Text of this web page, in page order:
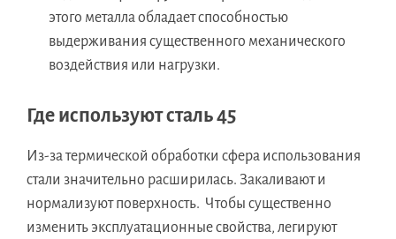
этого металла обладает способностью
выдерживания существенного механического
воздействия или нагрузки.
Где используют сталь 45
Из-за термической обработки сфера использования
стали значительно расширилась. Закаливают и
нормализуют поверхность. Чтобы существенно
изменить эксплуатационные свойства, легируют